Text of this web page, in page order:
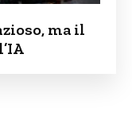
ma il